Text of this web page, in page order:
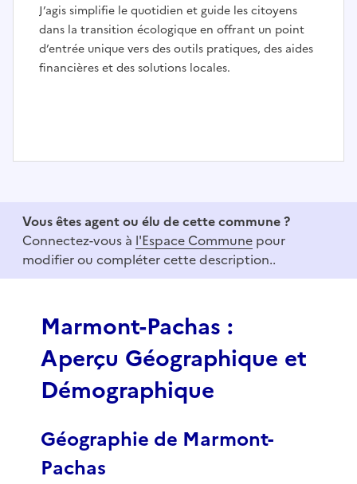
J’agis simplifie le quotidien et guide les citoyens
dans la transition écologique en offrant un point
d’entrée unique vers des outils pratiques, des aides
financières et des solutions locales.
f
Vous êtes agent ou élu de cette commune ?
Connectez-vous à l'Espace Commune pour
modifier ou compléter cette description..
Marmont-Pachas :
Aperçu Géographique et
Démographique
Géographie de Marmont-
Pachas